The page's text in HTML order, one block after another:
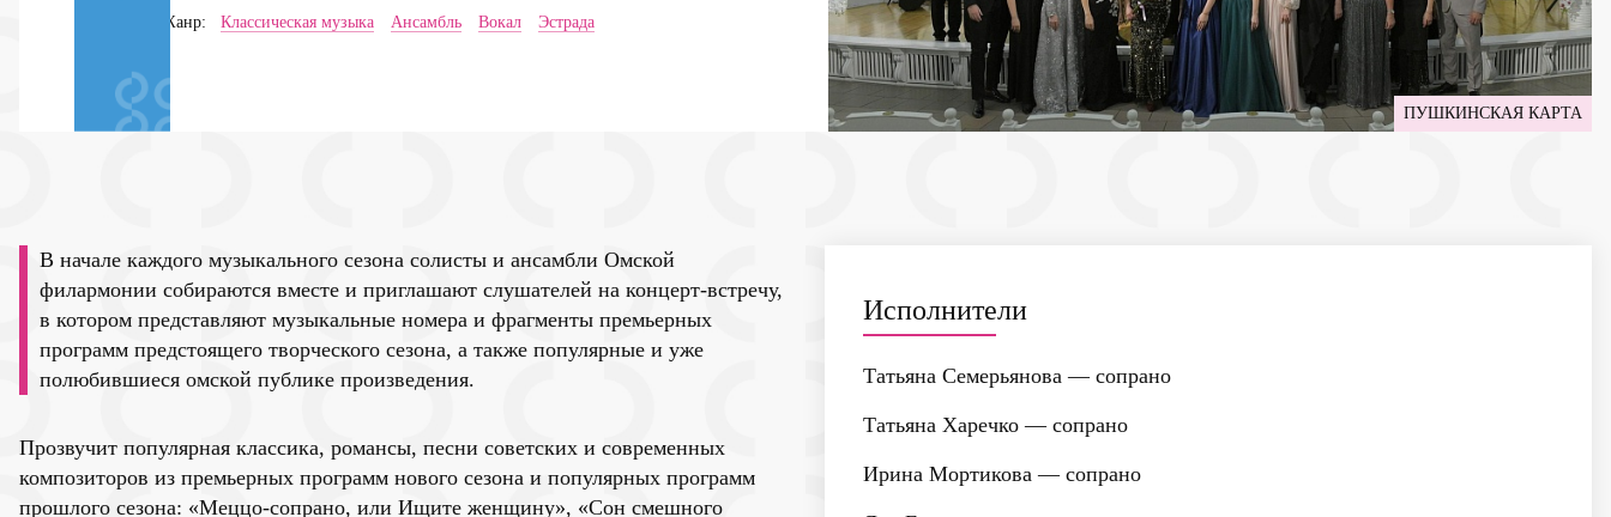
ПУШКИНСКАЯ КАРТА
Жанр: Классическая музыка Ансамбль Вокал Эстрада
В начале каждого музыкального сезона солисты и ансамбли Омской
филармонии собираются вместе и приглашают слушателей на концерт-встречу,
в котором представляют музыкальные номера и фрагменты премьерных
программ предстоящего творческого сезона, а также популярные и уже
полюбившиеся омской публике произведения.
Прозвучит популярная классика, романсы, песни советских и современных
композиторов из премьерных программ нового сезона и популярных программ
прошлого сезона: «Меццо-сопрано, или Ищите женщину», «Сон смешного
Исполнители
Татьяна Семерьянова — сопрано
Татьяна Харечко — сопрано
Ирина Мортикова — сопрано